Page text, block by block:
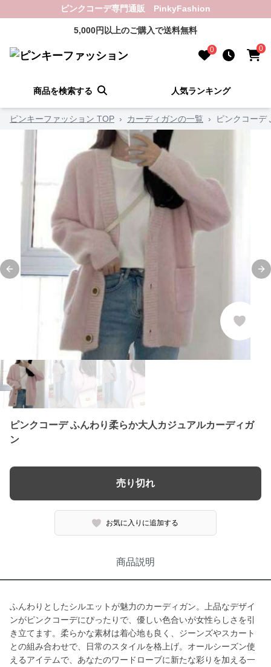
ピンクコーデ専門通販 PinkyFashion
5,000円以上のご購入で送料無料
0 0
商品を検索する 人気ランキング
ピンキーファッション TOP › カーディガンの一覧 › ピンクコーデ
Previous slide
ピンクコーデ ふんわり柔らか大人カジュアルカーディガ
ン
売り切れ
お気に入りに追加する
商品説明
ふんわりとしたシルエットが魅力のカーディガン。上品なデザイ
ンがピンクコーデにぴったりで、優しい色合いが女性らしさを引
き立てます。柔らかな素材は着心地も良く、ジーンズやスカート
との組み合わせで、日常のスタイルを格上げ。オールシーズン使
えるアイテムで、あなたのワードローブに新たな彩りを加える一